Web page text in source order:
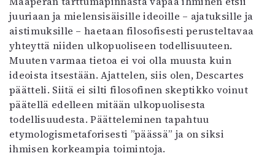
juuriaan ja mielensisäisille ideoille – ajatuksille ja
aistimuksille – haetaan filosofisesti perusteltavaa
yhteyttä niiden ulkopuoliseen todellisuuteen.
Muuten varmaa tietoa ei voi olla muusta kuin
ideoista itsestään. Ajattelen, siis olen, Descartes
päätteli. Siitä ei silti filosofinen skeptikko voinut
päätellä edelleen mitään ulkopuolisesta
todellisuudesta. Päätteleminen tapahtuu
etymologismetaforisesti ”päässä” ja on siksi
ihmisen korkeampia toimintoja.